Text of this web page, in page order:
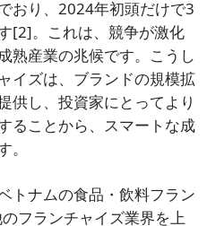
おり、2024年初頭だけで3
[2]。これは、競争が激化
熟産業の兆候です。こうし
イズは、ブランドの規模拡
供し、投資家にとってより
ることから、スマートな成
トナムの食品・飲料フラン
フランチャイズ業界を上